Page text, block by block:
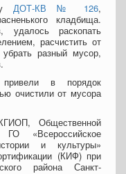
ДОТ-КВ № 126,
кладбища.
удалось раскопать
расчистить от
разный мусор,
привели в порядок
очистили от мусора
Общественной
«Всероссийское
и культуры»
(КИФ) при
района Санкт-